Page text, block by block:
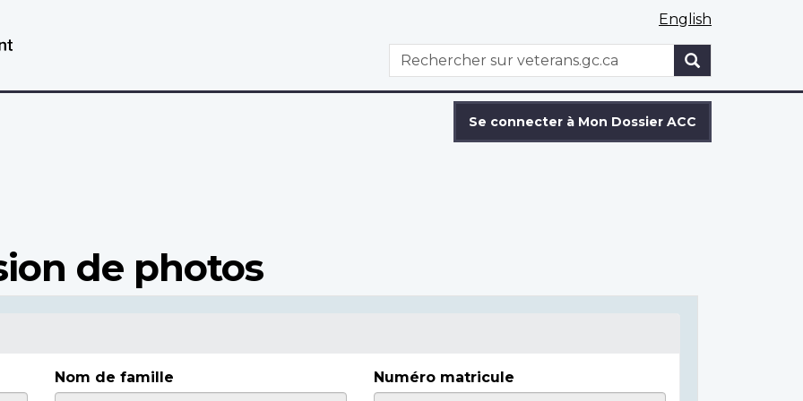
English
WxT
Search
Rechercher
Se connecter à Mon Dossier ACC
de photos
Nom de famille Numéro matricule